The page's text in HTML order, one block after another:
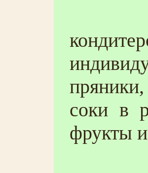
соки в
фрукты